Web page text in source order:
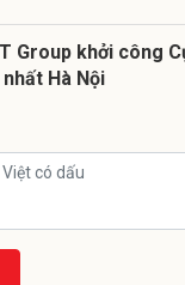
Group khởi công
nhất Hà Nội